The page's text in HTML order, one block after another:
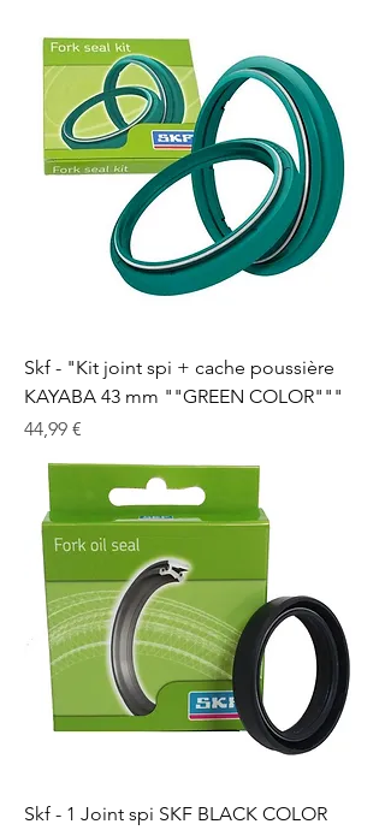
Skf - "Kit joint spi + cache poussière
KAYABA 43 mm ""GREEN COLOR"""
Prix
44,99 €
Skf - 1 Joint spi SKF BLACK COLOR